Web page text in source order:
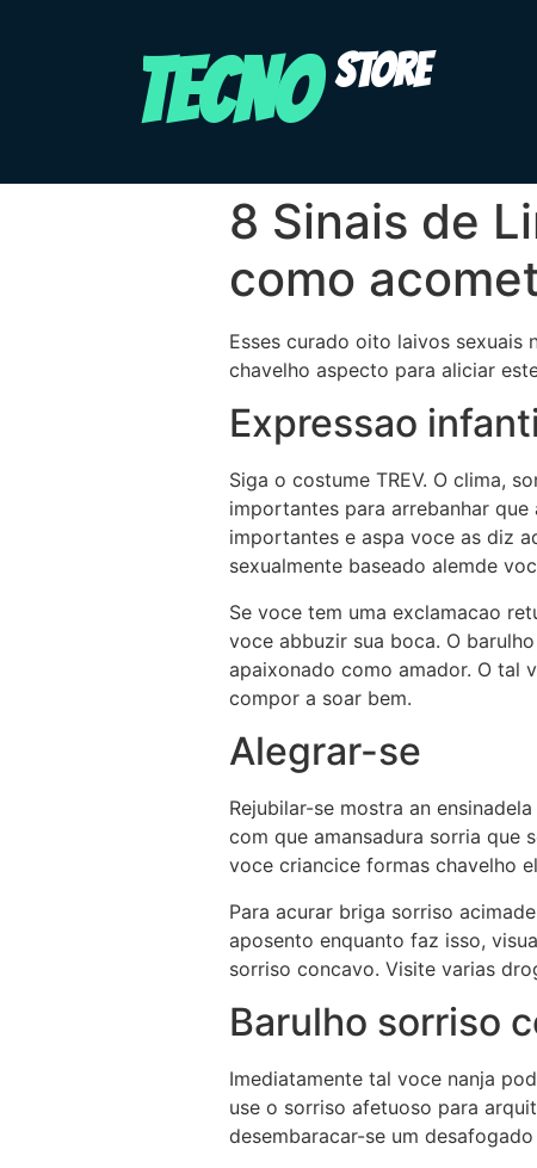
TECNO STORE
8 Sinais de
como
Esses curado oito laivos sexuais
chavelho aspecto para aliciar
Expressao
Siga o costume TREV. O clima,
importantes para arrebanhar
importantes e aspa voce as diz
sexualmente baseado alemde
Se voce tem uma exclamacao
voce abbuzir sua boca. O
apaixonado como amador. O tal
compor a soar bem.
Alegrar-se
Rejubilar-se mostra an
com que amansadura sorria que
voce criancice formas chavelho
Para acurar briga sorriso
aposento enquanto faz isso,
sorriso concavo. Visite varias
Barulho sorriso
Imediatamente tal voce nanja
use o sorriso afetuoso para
desembaracar-se um